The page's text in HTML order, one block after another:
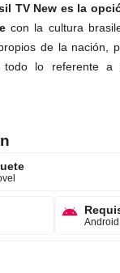
TV New es la
con la cultura
de la nación,
todo lo referente a